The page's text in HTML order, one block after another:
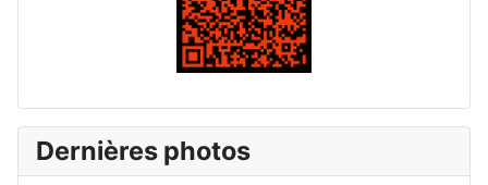
Dernières photos